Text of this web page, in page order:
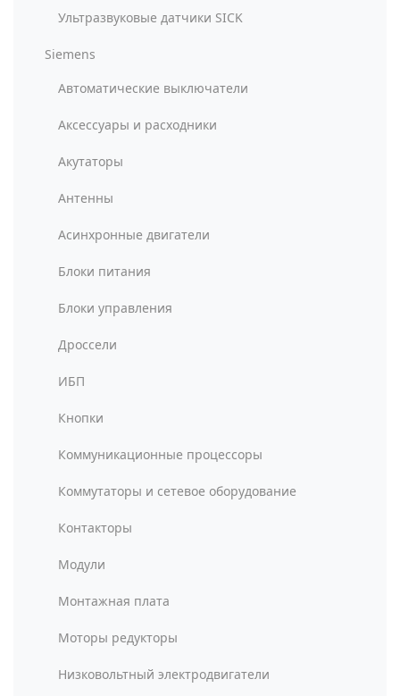
Ультразвуковые датчики SICK
Siemens
Автоматические выключатели
Аксессуары и расходники
Акутаторы
Антенны
Асинхронные двигатели
Блоки питания
Блоки управления
Дроссели
ИБП
Кнопки
Коммуникационные процессоры
Коммутаторы и сетевое оборудование
Контакторы
Модули
Монтажная плата
Моторы редукторы
Низковольтный электродвигатели